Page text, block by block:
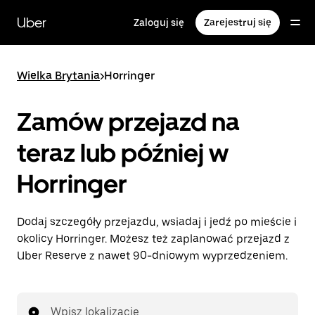
głównej
zawartości
Uber Zaloguj się Zarejestruj się
Wielka Brytania>Horringer
Zamów przejazd na
teraz lub później w
Horringer
Dodaj szczegóły przejazdu, wsiadaj i jedź po mieście i
okolicy Horringer. Możesz też zaplanować przejazd z
Uber Reserve z nawet 90-dniowym wyprzedzeniem.
Wpisz lokalizację